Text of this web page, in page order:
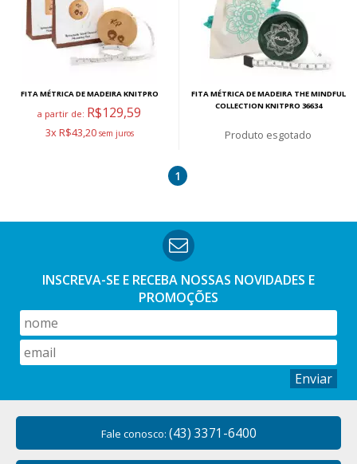
FITA MÉTRICA DE MADEIRA KNITPRO
a partir de: R$129,59
3x R$43,20
FITA MÉTRICA DE MADEIRA THE MINDFUL
COLLECTION KNITPRO 36634
esgotado
1
INSCREVA-SE E RECEBA NOSSAS NOVIDADES E
PROMOÇÕES
Enviar
Fale conosco: (43) 3371-6400